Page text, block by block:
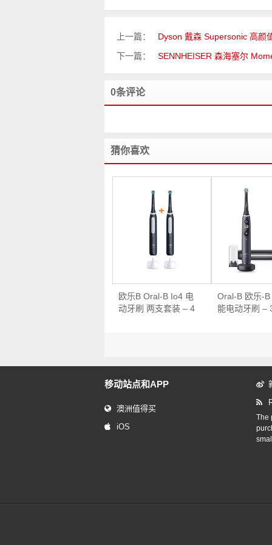
上一篇：
Dyson 戴森 Supersonic 高颜
下一篇：
SENNHEISER 森海塞尔
0条评论
猜你喜欢
欧乐B Oral-B Io4 电
动牙刷 两支套装 – 4
Oral-B 欧乐-
能电动牙刷 –
移动站点和APP
澳洲值得买
iOS
The